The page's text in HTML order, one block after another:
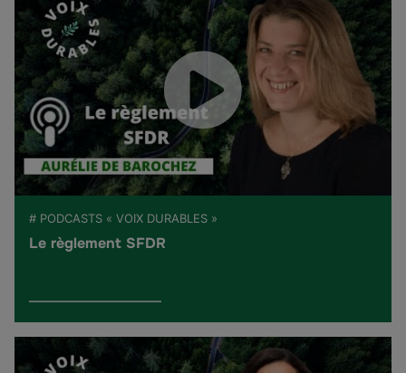
# PODCASTS « VOIX DURABLES »
Le règlement SFDR